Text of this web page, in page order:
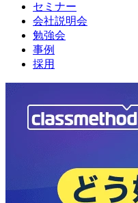
セミナー
会社説明会
勉強会
事例
採用